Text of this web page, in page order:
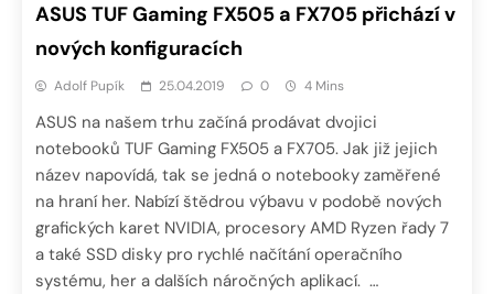
ASUS TUF Gaming FX505 a FX705 přichází v
nových konfiguracích
Adolf Pupík 25.04.2019 0 4 Mins
ASUS na našem trhu začíná prodávat dvojici
notebooků TUF Gaming FX505 a FX705. Jak již jejich
název napovídá, tak se jedná o notebooky zaměřené
na hraní her. Nabízí štědrou výbavu v podobě nových
grafických karet NVIDIA, procesory AMD Ryzen řady 7
a také SSD disky pro rychlé načítání operačního
systému, her a dalších náročných aplikací. …